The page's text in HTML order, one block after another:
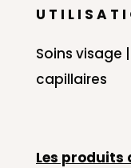
U T I L I S A T I
Soins visage
capillaires
Les produits